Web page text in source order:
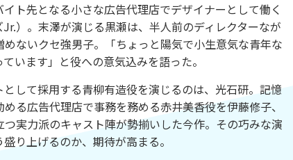
ト先となる小さな広告代理店でデザイナーとして働く
）。末澤が演じる黒瀬は、半人前のディレクターなが
ないクセ強男子。「ちょっと陽気で小生意気な青年な
います」と役への意気込みを語った。
して採用する青柳有造役を演じるのは、光石研。記憶
る広告代理店で事務を務める赤井美香役を伊藤修子、
実力派のキャスト陣が勢揃いした今作。その巧みな演
り上げるのか、期待が高まる。